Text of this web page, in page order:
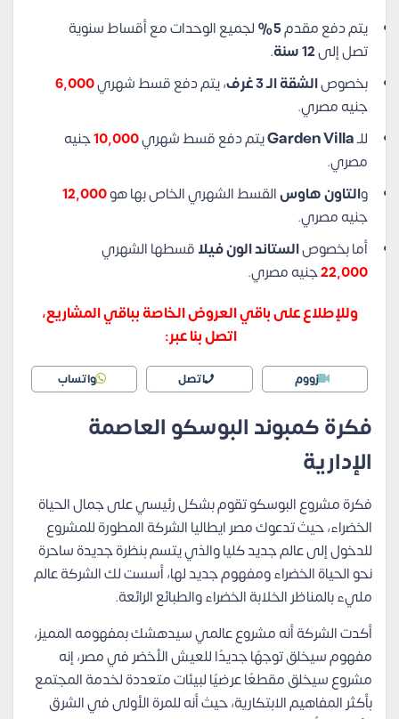
يتم دفع مقدم5%
لجميع الوحدات مع أقساط سنوية
تصل إلى
.
بخصوصالشقة الـ 3 غرف ، يتم دفع قسط شهري6,000
جنيه مصري.
للـGarden Villaيتم دفع قسط شهري10,000جنيه
مصري.
والتاون هاوسالقسط الشهري الخاص بها هو12,000
جنيه مصري.
أما بخصوصالستاند الون فيلاقسطها الشهري
22,000جنيه مصري.
وللإطلاع على باقي العروض الخاصة بباقي المشاريع،
اتصل بنا عبر:
زووم اتصل واتساب
فكرة كمبوند البوسكو العاصمة
الإدارية
فكرة مشروع البوسكو تقوم بشكل رئيسي على جمال الحياة
الخضراء، حيث تدعوك مصر ايطاليا الشركة المطورة للمشروع
للدخول إلى عالم جديد كليا والذي يتسم بنظرة جديدة ساحرة
نحو الحياة الخضراء ومفهوم جديد لها، أسست لك الشركة عالم
مليء بالمناظر الخلابة الخضراء والطبائع الرائعة.
أكدت الشركة أنه مشروع عالمي سيدهشك بمفهومه المميز،
مفهوم سيخلق توجهًا جديدًا للعيش الأخضر في مصر، إنه
مشروع سيخلق مقطعًا عرضيًا لبيئات متعددة لخدمة المجتمع
بأكثر المفاهيم الابتكارية، حيث أنه للمرة الأولى في الشرق